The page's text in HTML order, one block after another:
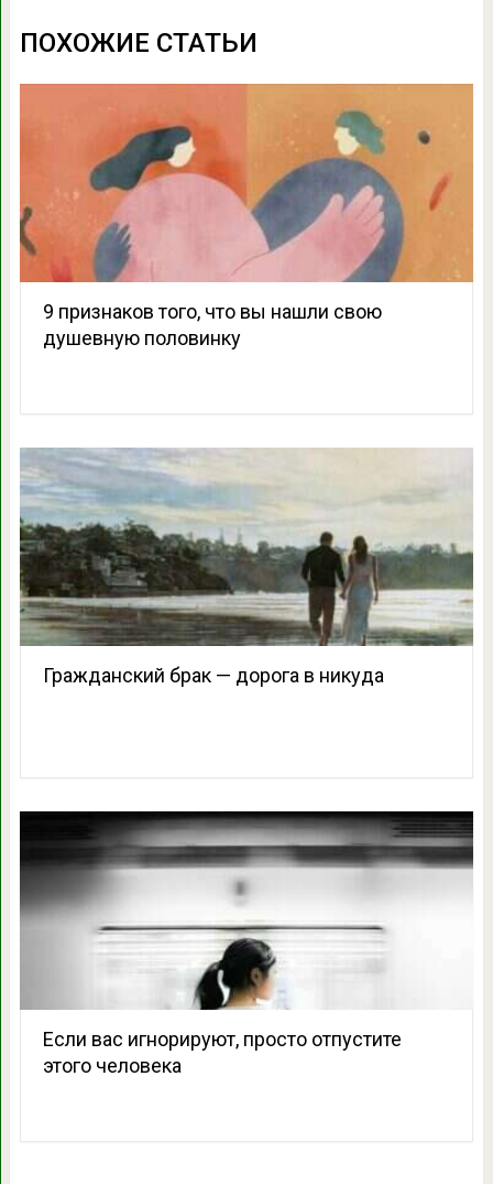
ПОХОЖИЕ СТАТЬИ
9 признаков того, что вы нашли свою
душевную половинку
Гражданский брак — дорога в никуда
Если вас игнорируют, просто отпустите
этого человека